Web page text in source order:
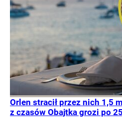
Orlen stracił przez nich 1,5
z czasów Obajtka grozi po